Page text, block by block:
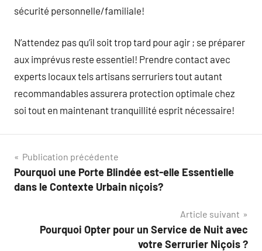
sécurité personnelle/familiale!
N’attendez pas qu’il soit trop tard pour agir ; se préparer
aux imprévus reste essentiel! Prendre contact avec
experts locaux tels artisans serruriers tout autant
recommandables assurera protection optimale chez
soi tout en maintenant tranquillité esprit nécessaire!
Navigation
de
Publication précédente
Pourquoi une Porte Blindée est-elle Essentielle
dans le Contexte Urbain niçois?
Article suivant
Pourquoi Opter pour un Service de Nuit avec
votre Serrurier Niçois ?